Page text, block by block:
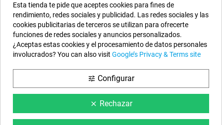
Horario:Lunes a Viernes: 9h a 14h y 15h a 18h
Email: info@piscinasdesmontables.com
Síguenos
Esta tienda te pide que aceptes cookies para fines de
rendimiento, redes sociales y publicidad. Las redes sociales y las
cookies publicitarias de terceros se utilizan para ofrecerte
funciones de redes sociales y anuncios personalizados.
¿Aceptas estas cookies y el procesamiento de datos personales
involucrados? You can also visit Google’s Privacy & Terms site
tune Configurar
clear Rechazar